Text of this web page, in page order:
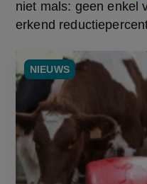
niet mals: geen enkel
erkend
NIEUWS